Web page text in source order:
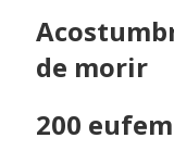
de morir
200